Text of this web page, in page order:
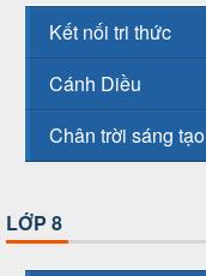
Kết nối tri thức
Cánh Diều
Chân trời sáng tạo
LỚP 8